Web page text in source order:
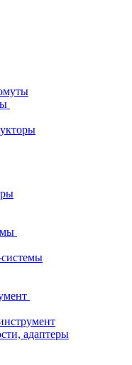
адаптеры